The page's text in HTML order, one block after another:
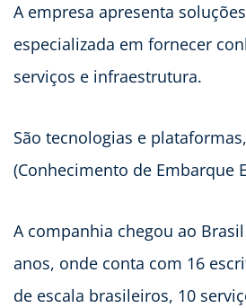
A empresa apresenta
especializada em fornecer
serviços e infraestrutura.
São tecnologias e
(Conhecimento de Embarque
A companhia chegou ao
anos, onde conta com 16
de escala brasileiros, 10